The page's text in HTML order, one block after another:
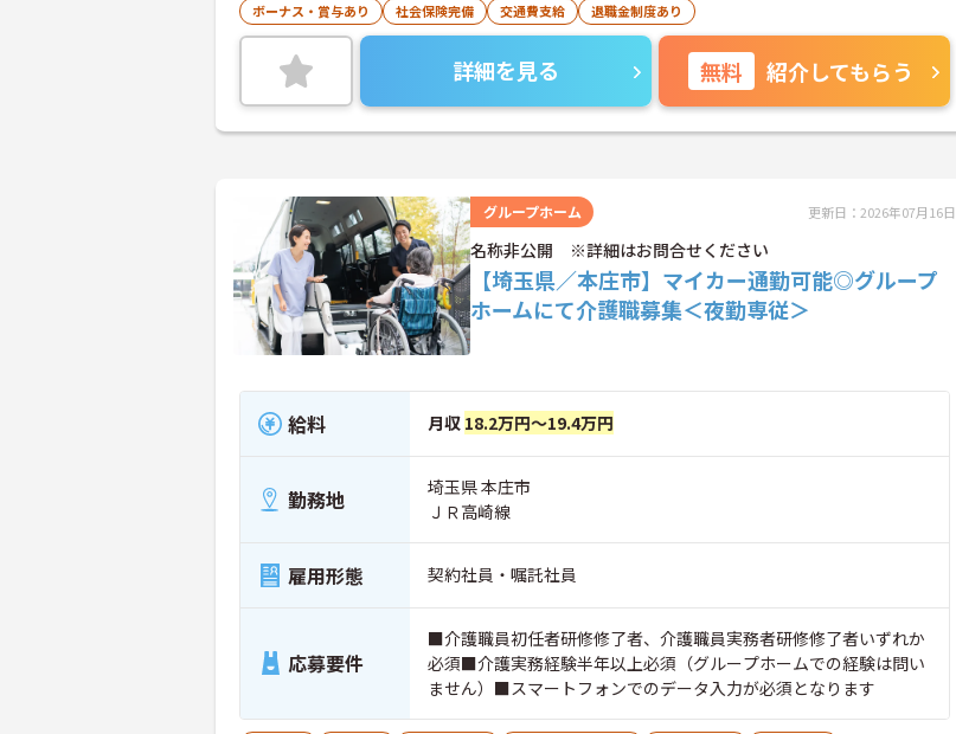
ボーナス・賞与あり
社会保険完備 交通費支給 退職金制度あり
詳細を見る 無料 紹介してもらう
グループホーム 更新日：2026年07月16日
名称非公開 ※詳細はお問合せください
【埼玉県／本庄市】マイカー通勤可能◎グループ
ホームにて介護職募集＜夜勤専従＞
給料 月収 18.2万円～19.4万円
勤務地
埼玉県 本庄市
ＪＲ高崎線
雇用形態 契約社員・嘱託社員
応募要件
■介護職員初任者研修修了者、介護職員実務者研修修了者いずれか
必須■介護実務経験半年以上必須（グループホームでの経験は問い
ません）■スマートフォンでのデータ入力が必須となります